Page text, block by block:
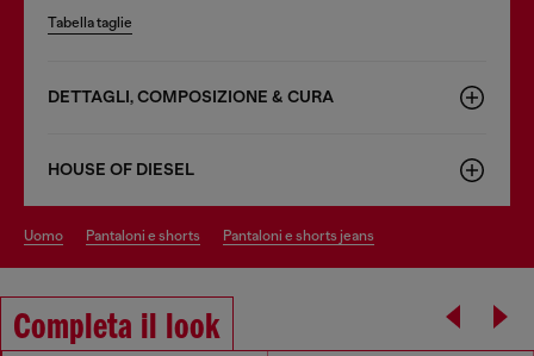
Tabella taglie
DETTAGLI, COMPOSIZIONE & CURA
HOUSE OF DIESEL
uomo pantaloni e shorts pantaloni e shorts jeans
Completa il look